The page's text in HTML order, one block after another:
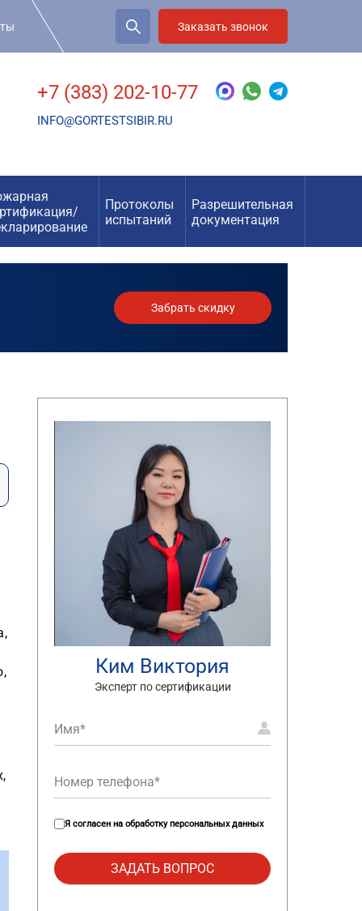
Заказать звонок
+7 (383) 202-10-77
INFO@GORTESTSIBIR.RU
Протоколы
испытаний
Разрешительная
документация
Забрать скидку
Ким Виктория
Эксперт по сертификации
Я согласен на обработку персональных данных